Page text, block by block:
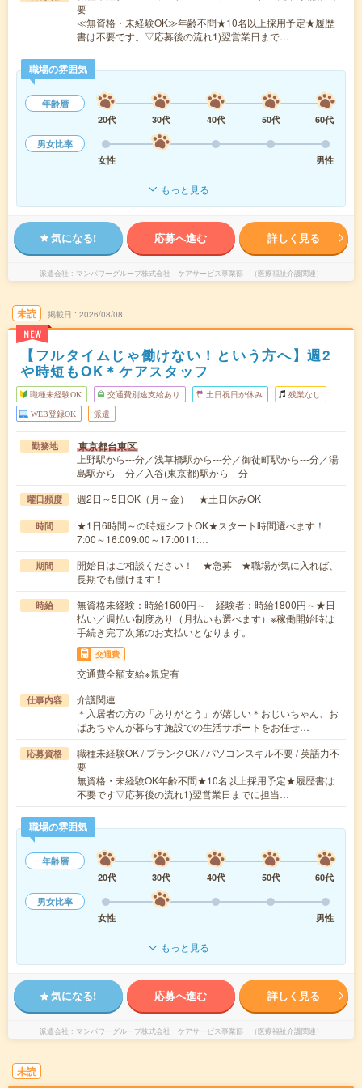
要
≪無資格・未経験OK≫年齢不問★10名以上採用予定★履歴
書は不要です。▽応募後の流れ1)翌営業日まで…
職場の雰囲気
年齢層
20代
30代 40代 50代
60代
男女比率
女性
男性
もっと見る
気になる! 応募へ進む 詳しく見る
派遣会社 マンパワーグループ株式会社 ケアサービス事業部 （医療福祉介護関連）
未読
NEW
掲載日 2026/08/08
【フルタイムじゃ働けない！という方へ】週2
や時短もOK＊ケアスタッフ
職種未経験OK 交通費別途支給あり 土日祝日が休み 残業なし
WEB登録OK 派遣
勤務地 東京都台東区
上野駅から---分／浅草橋駅から---分／御徒町駅から---分／湯
島駅から---分／入谷(東京都)駅から---分
曜日頻度 週2日～5日OK（月～金） ★土日休みOK
時間
★1日6時間～の時短シフトOK★スタート時間選べます！
7:00～16:009:00～17:0011:…
期間
開始日はご相談ください！ ★急募 ★職場が気に入れば、
長期でも働けます！
時給
無資格未経験：時給1600円～ 経験者：時給1800円～★日
払い／週払い制度あり（月払いも選べます）※稼働開始時は
手続き完了次第のお支払いとなります。
交通費
交通費全額支給※規定有
仕事内容
介護関連
＊入居者の方の「ありがとう」が嬉しい＊おじいちゃん、お
ばあちゃんが暮らす施設での生活サポートをお任せ…
応募資格
職種未経験OK / ブランクOK / パソコンスキル不要 / 英語力不
要
無資格・未経験OK年齢不問★10名以上採用予定★履歴書は
不要です▽応募後の流れ1)翌営業日までに担当…
職場の雰囲気
年齢層
20代
30代 40代 50代
60代
男女比率
女性
男性
もっと見る
気になる! 応募へ進む 詳しく見る
派遣会社 マンパワーグループ株式会社 ケアサービス事業部 （医療福祉介護関連）
未読